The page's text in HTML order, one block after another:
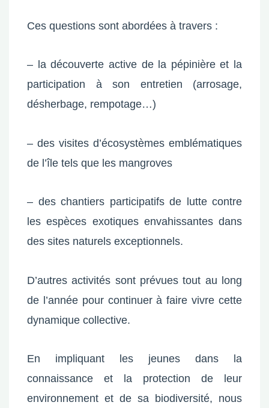
Ces questions sont abordées à travers :
– la découverte active de la pépinière et la
participation à son entretien (arrosage,
désherbage, rempotage…)
– des visites d’écosystèmes emblématiques
de l’île tels que les mangroves
– des chantiers participatifs de lutte contre
les espèces exotiques envahissantes dans
des sites naturels exceptionnels.
D’autres activités sont prévues tout au long
de l’année pour continuer à faire vivre cette
dynamique collective.
En impliquant les jeunes dans la
connaissance et la protection de leur
environnement et de sa biodiversité, nous